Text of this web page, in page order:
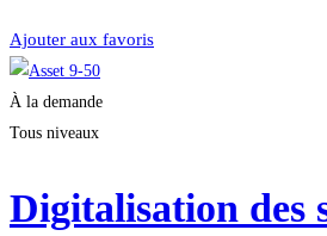
Ajouter aux favoris
À la demande
Tous niveaux
Digitalisation des